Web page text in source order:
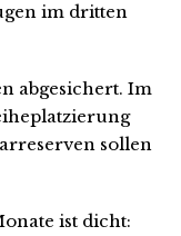
im dritten
abgesichert. Im
sollen
ist dicht: